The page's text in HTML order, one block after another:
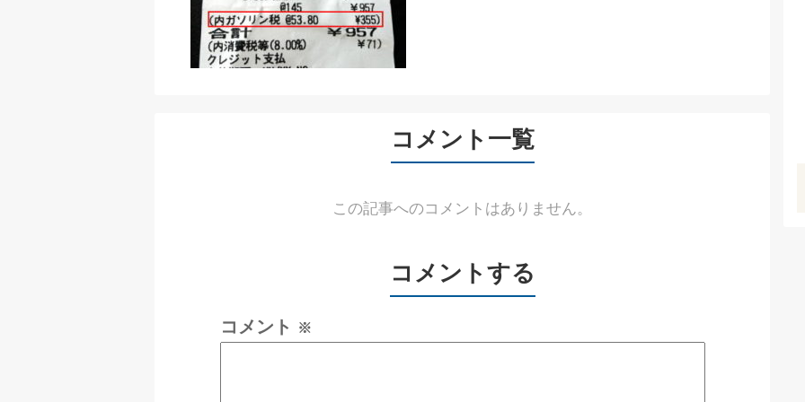
コメント一覧
この記事へのコメントはありません。
コメントする
コメント ※